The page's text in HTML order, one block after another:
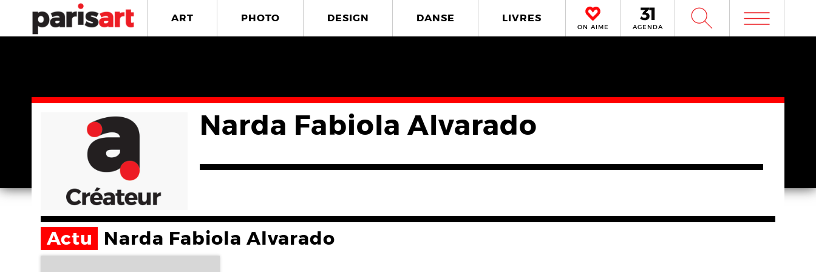
ART PHOTO DESIGN DANSE LIVRES
ON AIME AGENDA W m
Narda Fabiola Alvarado
Actu Narda Fabiola Alvarado